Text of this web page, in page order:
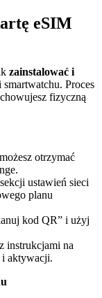
eSIM
zainstalować i
Proces
fizyczną
otrzymać
ustawień sieci
planu
kod QR” i użyj
instrukcjami na
i aktywacji.